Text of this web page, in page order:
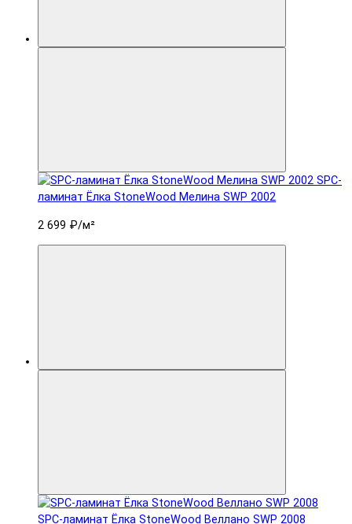
SPC-
ламинат Ëлка StoneWood Мелина SWP 2002
2 699 ₽/м²
SPC-ламинат Ëлка StoneWood Веллано SWP 2008